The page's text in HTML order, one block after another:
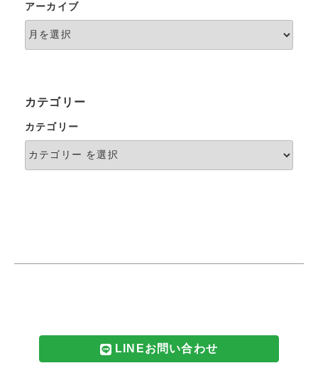
アーカイブ
カテゴリー
カテゴリー
LINEお問い合わせ